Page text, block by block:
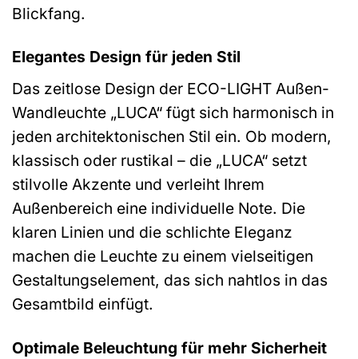
Blickfang.
Elegantes Design für jeden Stil
Das zeitlose Design der ECO-LIGHT Außen-
Wandleuchte „LUCA“ fügt sich harmonisch in
jeden architektonischen Stil ein. Ob modern,
klassisch oder rustikal – die „LUCA“ setzt
stilvolle Akzente und verleiht Ihrem
Außenbereich eine individuelle Note. Die
klaren Linien und die schlichte Eleganz
machen die Leuchte zu einem vielseitigen
Gestaltungselement, das sich nahtlos in das
Gesamtbild einfügt.
Optimale Beleuchtung für mehr Sicherheit